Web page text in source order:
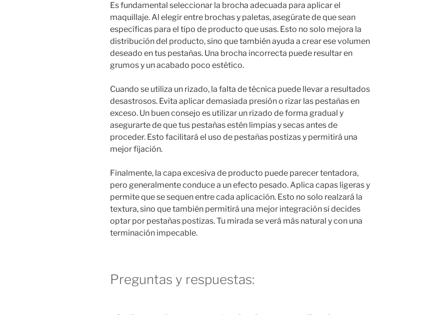
Es fundamental seleccionar la brocha adecuada para aplicar el
maquillaje. Al elegir entre brochas y paletas, asegúrate de que sean
específicas para el tipo de producto que usas. Esto no solo mejora la
distribución del producto, sino que también ayuda a crear ese volumen
deseado en tus pestañas. Una brocha incorrecta puede resultar en
grumos y un acabado poco estético.
Cuando se utiliza un rizado, la falta de técnica puede llevar a resultados
desastrosos. Evita aplicar demasiada presión o rizar las pestañas en
exceso. Un buen consejo es utilizar un rizado de forma gradual y
asegurarte de que tus pestañas estén limpias y secas antes de
proceder. Esto facilitará el uso de pestañas postizas y permitirá una
mejor fijación.
Finalmente, la capa excesiva de producto puede parecer tentadora,
pero generalmente conduce a un efecto pesado. Aplica capas ligeras y
permite que se sequen entre cada aplicación. Esto no solo realzará la
textura, sino que también permitirá una mejor integración si decides
optar por pestañas postizas. Tu mirada se verá más natural y con una
terminación impecable.
Preguntas y respuestas: